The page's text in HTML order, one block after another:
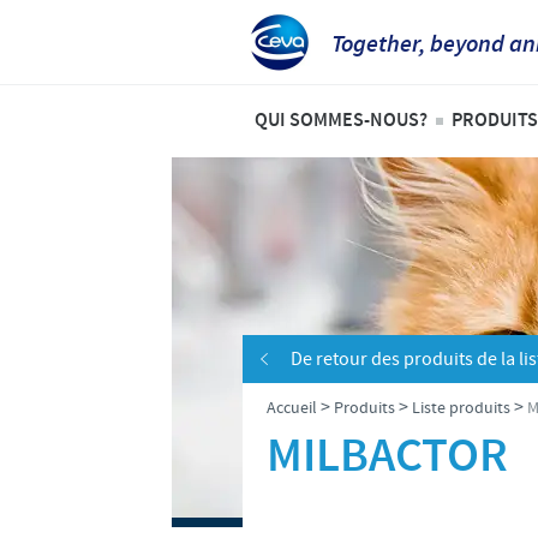
Together, beyond
QUI SOMMES-NOUS?
Aperçu de la société
Ceva en Belgique
Ceva dans le monde
Notre histoire
Notre mission
Nos valeurs
Recherche et développement
PRODUITS
Liste
Porcs
De retour des produits de la
Accueil > Produits> Liste produits>
MILBACTOR